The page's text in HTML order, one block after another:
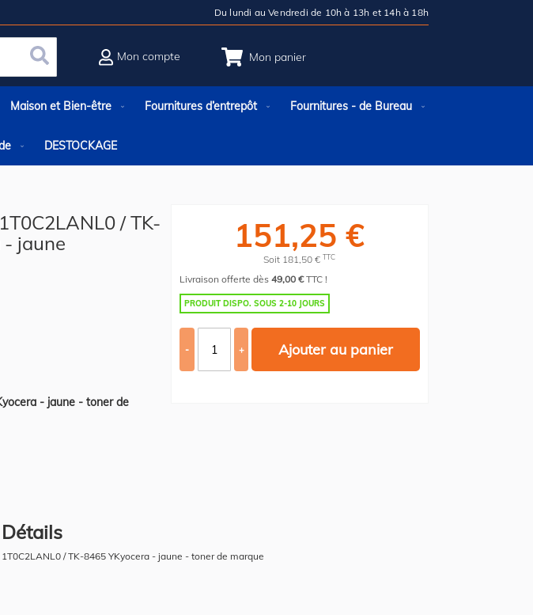
Du lundi au Vendredi de 10h à 13h et 14h à 18h
Mon panier
Rechercher
Mon compte
Maison et Bien-être Fournitures d’entrepôt Fournitures - de Bureau
DESTOCKAGE
/ TK-
- jaune
- jaune - toner de
151,25 €
Soit 181,50 € TTC
Livraison offerte dès49,00 €TTC !
PRODUIT DISPO. SOUS 2-10 JOURS
- + Ajouter au panier
Détails
1T0C2LANL0 / TK-8465 YKyocera - jaune - toner de marque